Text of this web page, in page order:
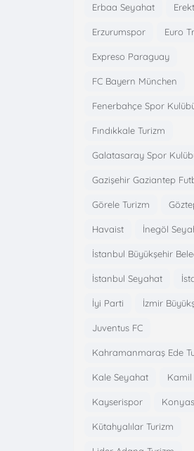
Erbaa Seyahat
Erzurumspor Euro
Expreso Paraguay
FC Bayern München
Fenerbahçe Spor
Fındıkkale Turizm
Galatasaray Spor
Gazişehir Gaziantep
Görele Turizm
Havaist İnegöl
İstanbul Büyükşehir
İstanbul Seyahat
İyi Parti İzmir
Juventus FC
Kahramanmaraş Ede
Kale Seyahat Kamil
Kayserispor
Kütahyalılar Turizm